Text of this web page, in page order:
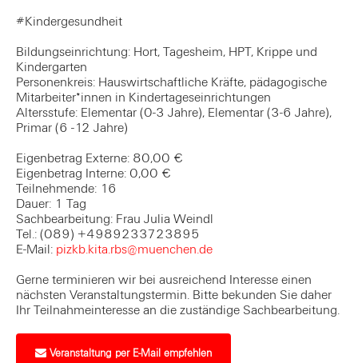
#Kindergesundheit
Bildungseinrichtung: Hort, Tagesheim, HPT, Krippe und
Kindergarten
Personenkreis: Hauswirtschaftliche Kräfte, pädagogische
Mitarbeiter*innen in Kindertageseinrichtungen
Altersstufe: Elementar (0-3 Jahre), Elementar (3-6 Jahre),
Primar (6 -12 Jahre)
Eigenbetrag Externe: 80,00 €
Eigenbetrag Interne: 0,00 €
Teilnehmende: 16
Dauer: 1 Tag
Sachbearbeitung: Frau Julia Weindl
Tel.: (089) +4989233723895
E-Mail: pizkb.kita.rbs@muenchen.de
Gerne terminieren wir bei ausreichend Interesse einen
nächsten Veranstaltungstermin. Bitte bekunden Sie daher
Ihr Teilnahmeinteresse an die zuständige Sachbearbeitung.
Veranstaltung per E-Mail empfehlen